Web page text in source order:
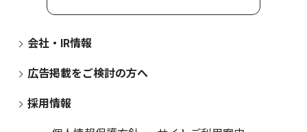
会社・IR情報
広告掲載をご検討の方へ
採用情報